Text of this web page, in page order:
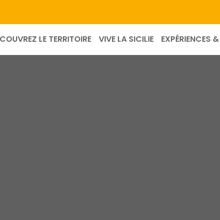
LE TERRITOIRE VIVE LA SICILIE EXPÉRIENCES